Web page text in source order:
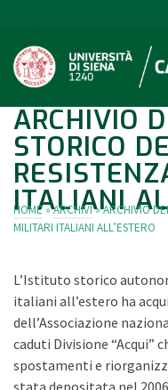
ARCHIVIO
STORICO
ITALIANI
HOME»ARCHIVI» ARCHIVIO
MILITARI ITALIANI ALL’ESTERO
L’Istituto storico
italiani all’estero ha
dell’Associazione
caduti Divisione “Acqui”
spostamenti e
stata depositata nel